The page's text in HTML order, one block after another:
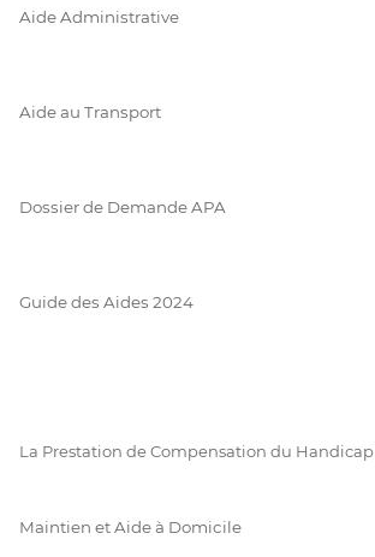
Aide Administrative
Aide au Transport
Dossier de Demande APA
Guide des Aides 2024
La Prestation de Compensation du Handicap
Maintien et Aide à Domicile